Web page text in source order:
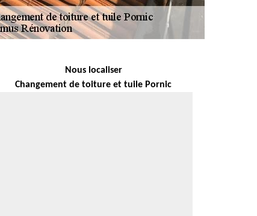
Nous localiser
Changement de toiture et tuile Pornic